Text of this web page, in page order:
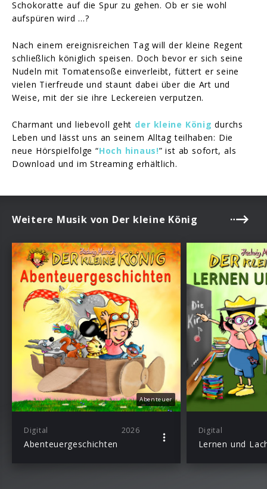
Schokoratte auf die Spur zu gehen. Ob er sie wohl
aufspüren wird …?
Nach einem ereignisreichen Tag will der kleine Regent
schließlich königlich speisen. Doch bevor er sich seine
Nudeln mit Tomatensoße einverleibt, füttert er seine
vielen Tierfreude und staunt dabei über die Art und
Weise, mit der sie ihre Leckereien verputzen.
Charmant und liebevoll geht der kleine König durchs
Leben und lässt uns an seinem Alltag teilhaben: Die
neue Hörspielfolge “Hoch hinaus!” ist ab sofort, als
Download und im Streaming erhältlich.
Weitere Musik von Der kleine König
Abenteuer
Digital 2026
Abenteuergeschichten
Digital
Lernen und